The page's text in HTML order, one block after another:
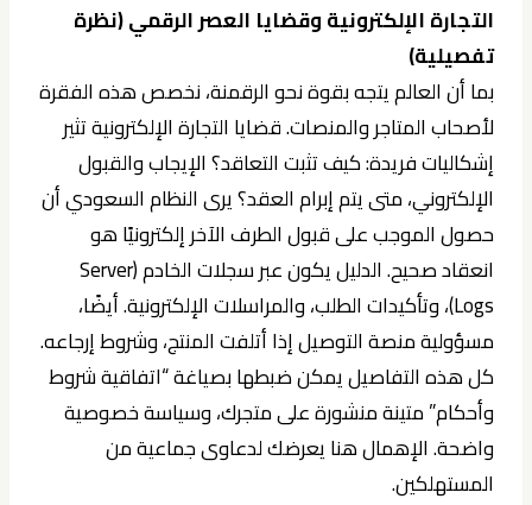
التجارة الإلكترونية وقضايا العصر الرقمي (نظرة
تفصيلية)
بما أن العالم يتجه بقوة نحو الرقمنة، نخصص هذه الفقرة
لأصحاب المتاجر والمنصات. قضايا التجارة الإلكترونية تثير
إشكاليات فريدة: كيف تثبت التعاقد؟ الإيجاب والقبول
الإلكتروني، متى يتم إبرام العقد؟ يرى النظام السعودي أن
حصول الموجب على قبول الطرف الآخر إلكترونيًا هو
انعقاد صحيح. الدليل يكون عبر سجلات الخادم (Server
Logs)، وتأكيدات الطلب، والمراسلات الإلكترونية. أيضًا،
مسؤولية منصة التوصيل إذا أتلفت المنتج، وشروط إرجاعه.
كل هذه التفاصيل يمكن ضبطها بصياغة “اتفاقية شروط
وأحكام” متينة منشورة على متجرك، وسياسة خصوصية
واضحة. الإهمال هنا يعرضك لدعاوى جماعية من
المستهلكين.